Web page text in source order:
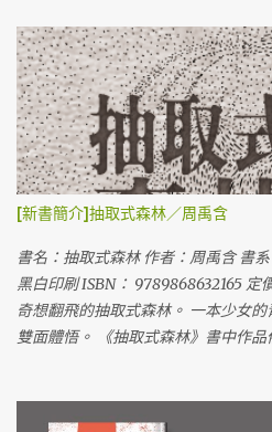
[新書簡介]抽取式森林／周禹含
書名：抽取式森林 作者：周禹含 書
黑白印刷 ISBN： 9789868632165
奇想翻飛的抽取式森林。 一本少女
雙面體悟。 《抽取式森林》書中作
像是一本無法加密的日記。 二十歲